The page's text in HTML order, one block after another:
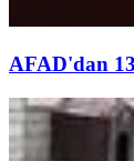
AFAD'dan